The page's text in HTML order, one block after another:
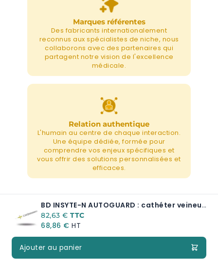
Marques référentes
Des fabricants internationalement
reconnus aux spécialistes de niche, nous
collaborons avec des partenaires qui
partagent notre vision de l'excellence
médicale.
Relation authentique
L'humain au centre de chaque interaction.
Une équipe dédiée, formée pour
comprendre vos enjeux spécifiques et
vous offrir des solutions personnalisées et
efficaces.
BD INSYTE-N AUTOGUARD : cathéter veineux périphérique 24G
A partir de:
82,63 €
68,86 €
Ajouter au panier